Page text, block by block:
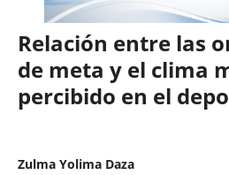
Relación entre las
de meta y el clima
percibido en el
Zulma Yolima Daza